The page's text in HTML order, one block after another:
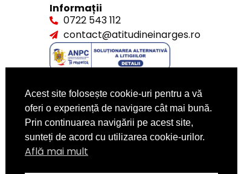
Informații
0722 543 112
contact@atitudineinarges.ro
Acest site folosește cookie-uri pentru a vă
oferi o experiență de navigare cât mai bună.
Prin continuarea navigării pe acest site,
sunteți de acord cu utilizarea cookie-urilor.
Află mai mult